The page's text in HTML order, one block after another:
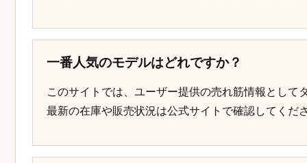
一番人気のモデルはどれですか？
このサイトでは、ユーザー提供の売れ筋情報とし
最新の在庫や販売状況は公式サイトで確認してくだ